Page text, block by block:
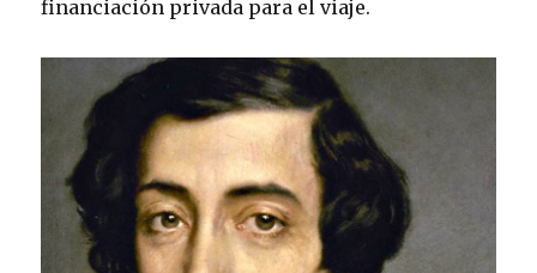
financiación privada para el viaje.